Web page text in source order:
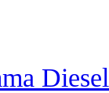
Diesel